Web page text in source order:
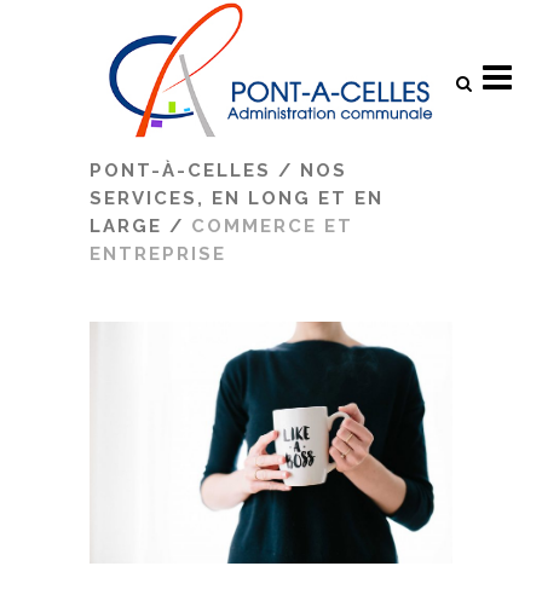
PONT-À-CELLES / NOS
SERVICES, EN LONG ET EN
LARGE / COMMERCE ET
ENTREPRISE